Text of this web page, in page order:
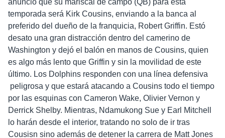
anunció que su mariscal de campo (QB) para esta
temporada será Kirk Cousins, enviando a la banca al
preferido del dueño de la franquicia, Robert Griffin. Estó
desato una gran distracción dentro del camerino de
Washington y dejó el balón en manos de Cousins, quien
es algo más lento que Griffin y sin la movilidad de este
último. Los Dolphins responden con una línea defensiva
peligrosa y que estará atacando a Cousins todo el tiempo
por las esquinas con Cameron Wake, Olivier Vernon y
Derrick Shelby. Mientras, Ndamukong Sue y Earl Mitchell
lo harán desde el interior, tratando no solo de ir tras
Cousisn sino además de detener la carrera de Matt Jones